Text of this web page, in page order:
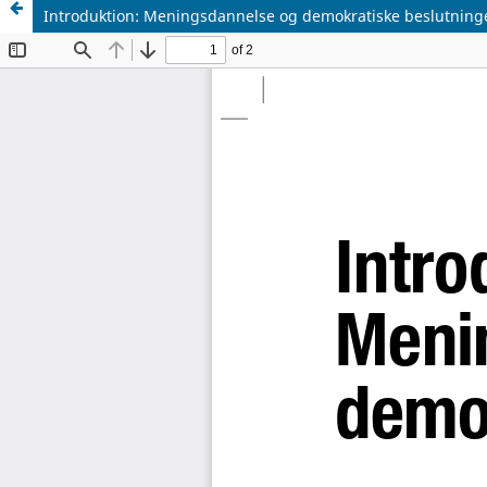
Introduktion: Meningsdannelse og demokratiske